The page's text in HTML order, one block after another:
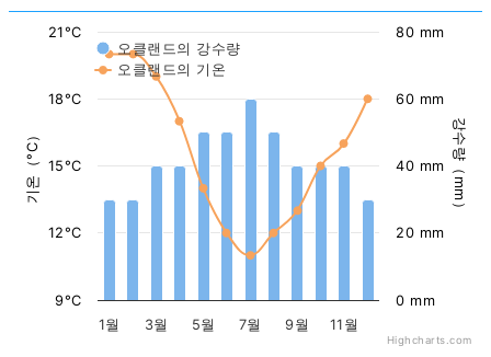
기온（°C） 강수량（mm）
오클랜드의 강수량
오클랜드의 기온
1월 3월 5월 7월 9월 11월
9°C
12°C
15°C
18°C
21°C
0 mm
20 mm
40 mm
60 mm
80 mm
Highcharts.com